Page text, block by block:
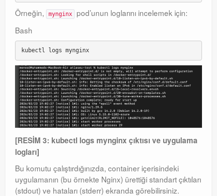
Örneğin, mynginx
pod’unun loglarını incelemek için:
Bash
kubectl logs mynginx
[RESİM 3: kubectl logs mynginx çıktısı ve uygulama
logları]
Bu komutu çalıştırdığınızda, container içerisindeki
uygulamanın (bu örnekte Nginx) ürettiği standart çıktıları
(stdout) ve hataları (stderr) ekranda görebilirsiniz.